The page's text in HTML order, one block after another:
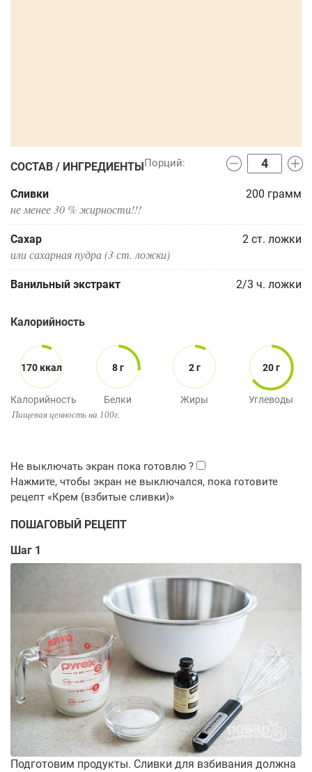
СОСТАВ / ИНГРЕДИЕНТЫ
Сливки 200 грамм
не менее 30 % жирности!!!
Сахар 2 ст. ложки
или сахарная пудра (3 ст. ложки)
Ванильный экстракт 2/3 ч. ложки
Калорийность
170 ккал
Калорийность
8 г
Белки
2 г
Жиры
20 г
Углеводы
Пищевая ценность на 100г.
ПОШАГОВЫЙ РЕЦЕПТ
Шаг 1
Подготовим продукты. Сливки для взбивания должна